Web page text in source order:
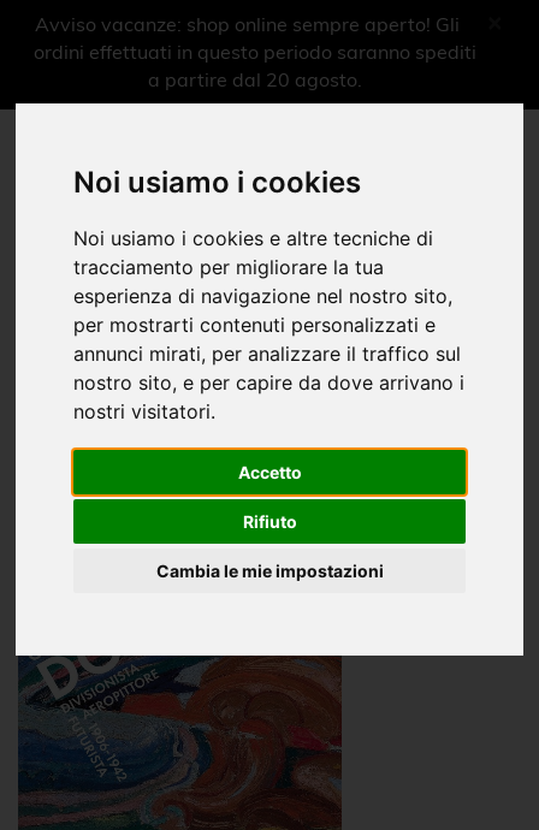
Noi usiamo i cookies
Noi usiamo i cookies e altre tecniche di
tracciamento per migliorare la tua
esperienza di navigazione nel nostro sito,
per mostrarti contenuti personalizzati e
annunci mirati, per analizzare il traffico sul
nostro sito, e per capire da dove arrivano i
nostri visitatori.
Accetto
Rifiuto
Cambia le mie impostazioni
Avviso vacanze: shop online sempre aperto! Gli
ordini effettuati in questo periodo saranno spediti
a partire dal 20 agosto.
Cataloghi mostre
Libri
Shop Mostre
Omaggio a Dottori Divisionista, Futurista e Aeropittore 1906 –